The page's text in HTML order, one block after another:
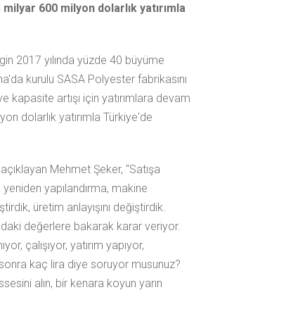
600 milyon dolarlık yatırımla
2017 yılında yüzde 40 büyüme
kurulu SASA Polyester fabrikasını
artışı için yatırımlara devam
dolarlık yatırımla Türkiye'de
Mehmet Şeker, "Satışa
yapılandırma, makine
üretim anlayışını değiştirdik.
değerlere bakarak karar veriyor.
çalışıyor, yatırım yapıyor,
sonra kaç lira diye soruyor musunuz?
alın, bir kenara koyun yarın